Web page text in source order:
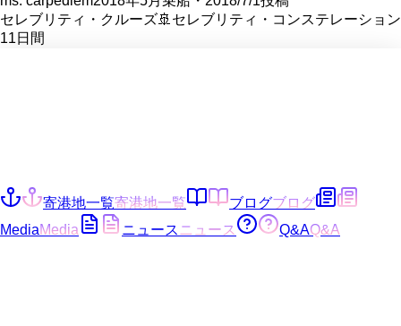
セレブリティ・クルーズ🚢 セレブリティ・コンステレーション
11 日間
寄港地一覧寄港地一覧 ブログブログ
MediaMedia ニュース ニュース Q&AQ&A